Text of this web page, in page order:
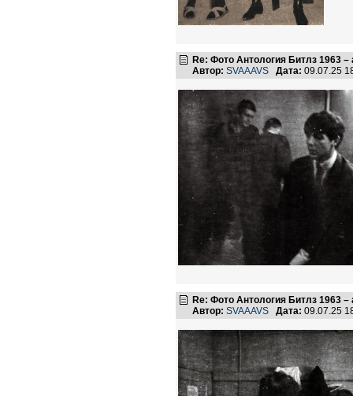
Re: Фото Антология Битлз 1963 –
Автор: SVAAAVS Дата: 09.07.25
Re: Фото Антология Битлз 1963 –
Автор: SVAAAVS Дата: 09.07.25